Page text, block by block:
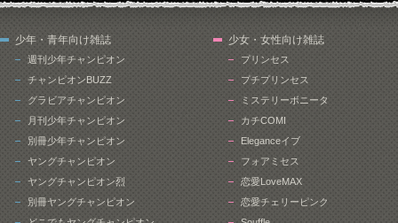
少年・青年向け雑誌
週刊少年チャンピオン
チャンピオンBUZZ
グラビアチャンピオン
月刊少年チャンピオン
別冊少年チャンピオン
ヤングチャンピオン
ヤングチャンピオン烈
別冊ヤングチャンピオン
少女・女性向け雑誌
プリンセス
プチプリンセス
ミステリーボニータ
カチCOMI
Eleganceイブ
フォアミセス
恋愛LoveMAX
恋愛チェリーピンク